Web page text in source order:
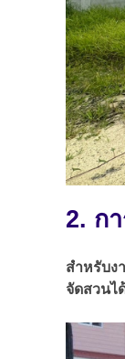
2. ก
สำหรับง
จัดสวนไ